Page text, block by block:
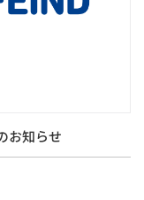
お知らせ